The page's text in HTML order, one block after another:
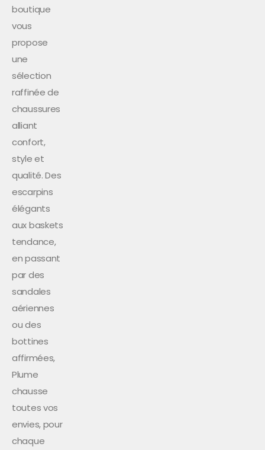
boutique
vous
propose
une
sélection
raffinée de
chaussures
alliant
confort,
style et
qualité. Des
escarpins
élégants
aux baskets
tendance,
en passant
par des
sandales
aériennes
ou des
bottines
affirmées,
Plume
chausse
toutes vos
envies, pour
chaque